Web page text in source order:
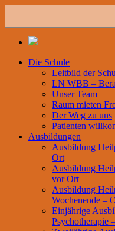
Die Schule
Leitbild der
LN WBB –
Unser Team
Raum mieten
Der Weg zu uns
Patienten
Ausbildungen
Ausbildung
Ort
Ausbildung
vor Ort
Ausbildung
Wochenende –
Einjährige
Psychotherapie